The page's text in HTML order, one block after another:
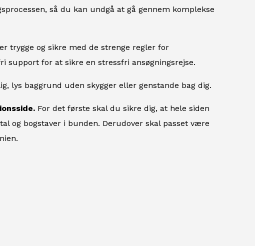
så du kan undgå at gå gennem komplekse
trygge og sikre med de strenge regler for
support for at sikre en stressfri ansøgningsrejse.
lys baggrund uden skygger eller genstande bag dig.
For det første skal du sikre dig, at hele siden
og bogstaver i bunden. Derudover skal passet være